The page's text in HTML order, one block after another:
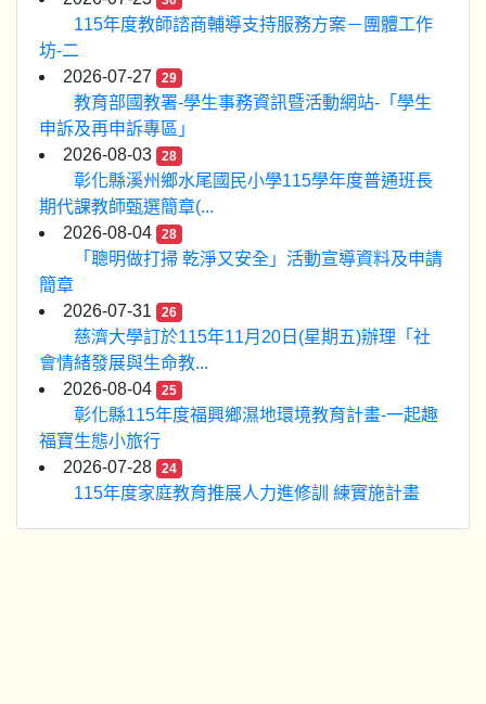
115年度教師諮商輔導支持服務方案－團體工作
坊-二
2026-07-27
29
教育部國教署-學生事務資訊暨活動網站-「學生
申訴及再申訴專區」
2026-08-03
28
彰化縣溪州鄉水尾國民小學115學年度普通班長
期代課教師甄選簡章(...
2026-08-04
28
「聰明做打掃 乾淨又安全」活動宣導資料及申請
簡章
2026-07-31
26
慈濟大學訂於115年11月20日(星期五)辦理「社
會情緒發展與生命教...
2026-08-04
25
彰化縣115年度福興鄉濕地環境教育計畫-一起趣
福寶生態小旅行
2026-07-28
24
115年度家庭教育推展人力進修訓 練實施計畫